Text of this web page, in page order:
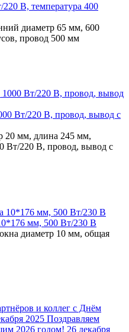
В, температура 400
диаметр 65 мм, 600
провод 500 мм
Вт/220 В, провод, вывод с
20 мм, длина 245 мм,
Вт/220 В, провод, вывод с
мм, 500 Вт/230 В
диаметр 10 мм, общая
и коллег с Днём
2025 Поздравляем
2026 годом! 26 декабря